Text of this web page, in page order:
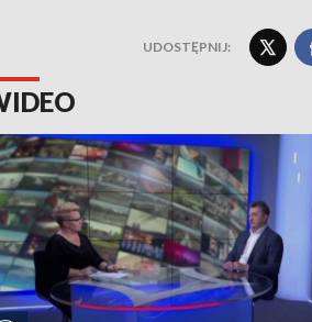
UDOSTĘPNIJ: